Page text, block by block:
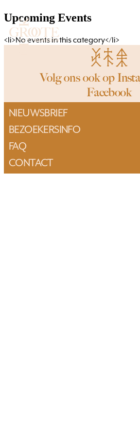
Ga
naar
de
inhoud
Upcoming Events
<li>No events in this category</li>
Volg ons ook op
Facebook
NIEUWSBRIEF
BEZOEKERSINFO
FAQ
CONTACT